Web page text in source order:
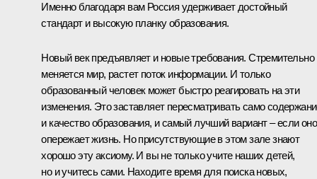
Именно благодаря вам Россия удерживает достойный
стандарт и высокую планку образования.
Новый век предъявляет и новые требования. Стремительно
меняется мир, растет поток информации. И только
образованный человек может быстро реагировать на эти
изменения. Это заставляет пересматривать само
и качество образования, и самый лучший вариант – если оно
опережает жизнь. Но присутствующие в этом зале знают
хорошо эту аксиому. И вы не только учите наших детей,
но и учитесь сами. Находите время для поиска новых,